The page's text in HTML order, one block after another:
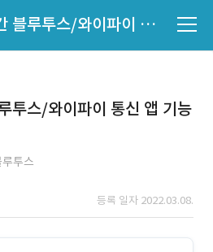
비콘과 휴대폰 간 블루투스/와이파이 통신 앱 기능 개선 및 고도화 개발
투스/와이파이 통신 앱 기능
투스
등록 일자 2022.03.08.